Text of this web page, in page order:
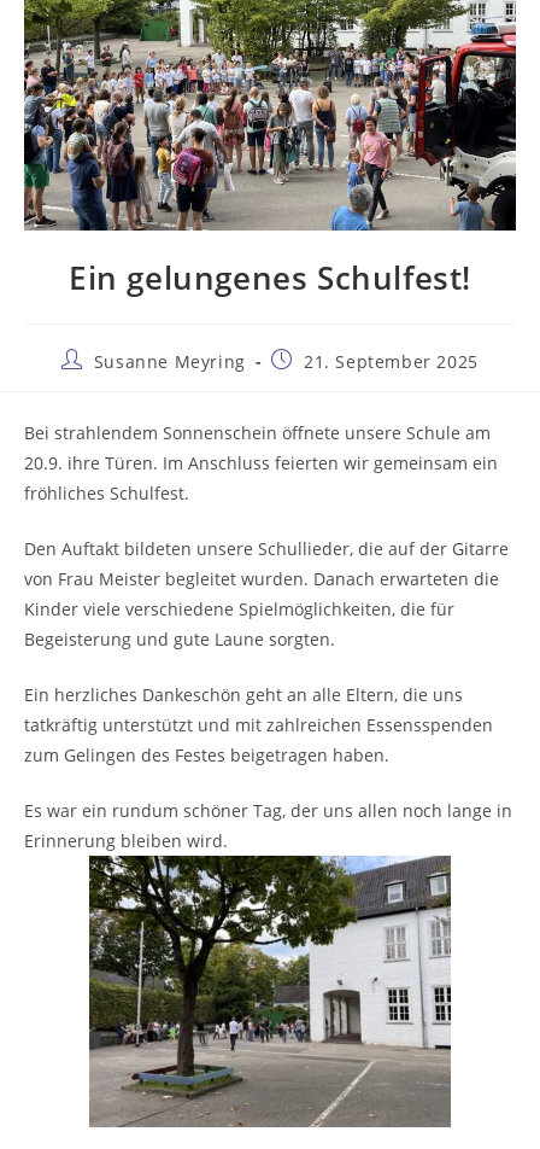
Ein gelungenes Schulfest!
Beitrags-
Susanne Meyring
Beitrag21. September 2025
Bei strahlendem Sonnenschein öffnete unsere Schule am
20.9. ihre Türen. Im Anschluss feierten wir gemeinsam ein
fröhliches Schulfest.
Den Auftakt bildeten unsere Schullieder, die auf der Gitarre
von Frau Meister begleitet wurden. Danach erwarteten die
Kinder viele verschiedene Spielmöglichkeiten, die für
Begeisterung und gute Laune sorgten.
Ein herzliches Dankeschön geht an alle Eltern, die uns
tatkräftig unterstützt und mit zahlreichen Essensspenden
zum Gelingen des Festes beigetragen haben.
Es war ein rundum schöner Tag, der uns allen noch lange in
Erinnerung bleiben wird.